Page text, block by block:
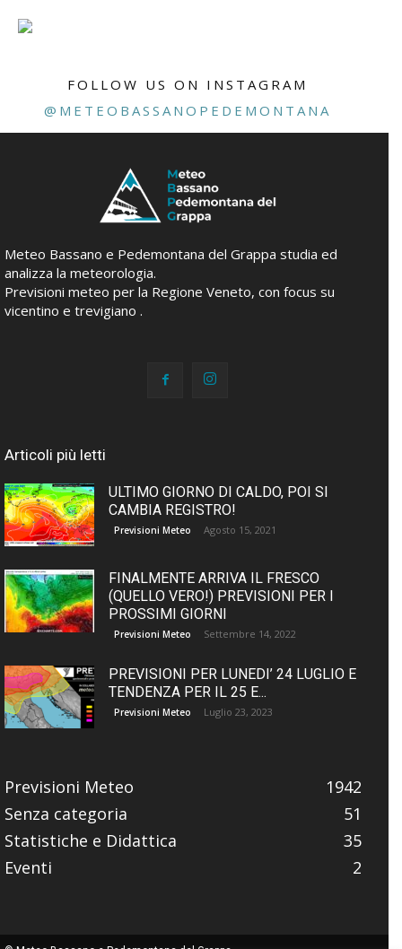
FOLLOW US ON INSTAGRAM
@METEOBASSANOPEDEMONTANA
Meteo Bassano e Pedemontana del Grappa studia ed
analizza la meteorologia.
Previsioni meteo per la Regione Veneto, con focus su
vicentino e trevigiano .
Articoli più letti
ULTIMO GIORNO DI CALDO, POI SI
CAMBIA REGISTRO!
Previsioni Meteo Agosto 15, 2021
FINALMENTE ARRIVA IL FRESCO
(QUELLO VERO!) PREVISIONI PER I
PROSSIMI GIORNI
Previsioni Meteo Settembre 14, 2022
PREVISIONI PER LUNEDI’ 24 LUGLIO E
TENDENZA PER IL 25 E...
Previsioni Meteo Luglio 23, 2023
Previsioni Meteo
1942
Senza categoria
51
Statistiche e Didattica
35
Eventi
2